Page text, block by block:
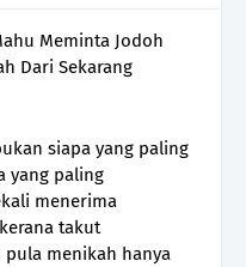
Meminta Jodoh
Dari Sekarang
siapa yang paling
yang paling
menerima
takut
pula menikah hanya